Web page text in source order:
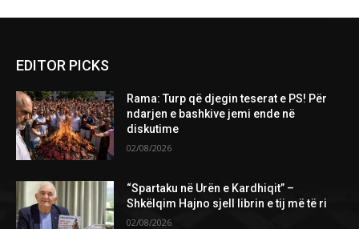
EDITOR PICKS
Rama: Turp që djegin teserat e PS! Për
ndarjen e bashkive jemi ende në
diskutime
02/08/2026
“Spartaku në Urën e Kardhiqit” –
Shkëlqim Hajno sjell librin e tij më të ri
02/08/2026